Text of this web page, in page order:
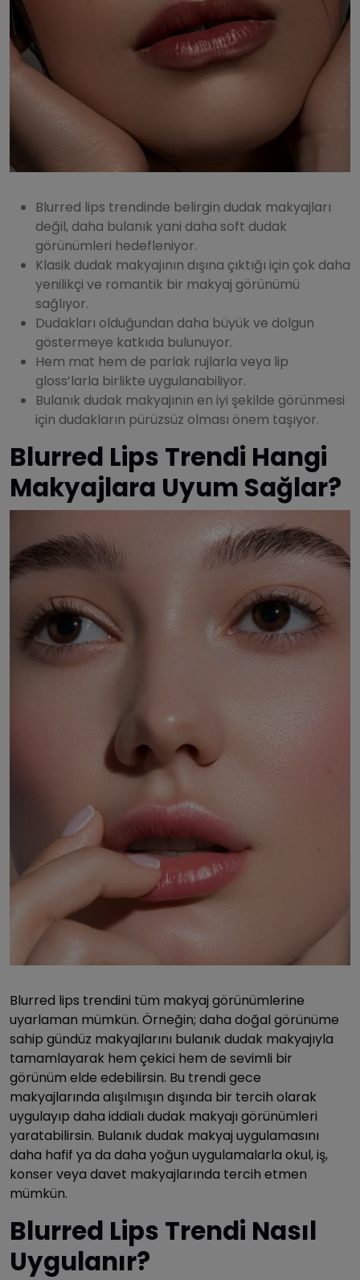
Blurred lips trendinde belirgin dudak makyajları
değil, daha bulanık yani daha soft dudak
görünümleri hedefleniyor.
Klasik dudak makyajının dışına çıktığı için çok daha
yenilikçi ve romantik bir makyaj görünümü
sağlıyor.
Dudakları olduğundan daha büyük ve dolgun
göstermeye katkıda bulunuyor.
Hem mat hem de parlak rujlarla veya lip
gloss’larla birlikte uygulanabiliyor.
Bulanık dudak makyajının en iyi şekilde görünmesi
için dudakların pürüzsüz olması önem taşıyor.
Blurred Lips Trendi Hangi
Makyajlara Uyum Sağlar?
Blurred lips trendini tüm makyaj görünümlerine
uyarlaman mümkün. Örneğin; daha doğal görünüme
sahip gündüz makyajlarını bulanık dudak makyajıyla
tamamlayarak hem çekici hem de sevimli bir
görünüm elde edebilirsin. Bu trendi gece
makyajlarında alışılmışın dışında bir tercih olarak
uygulayıp daha iddialı dudak makyajı görünümleri
yaratabilirsin. Bulanık dudak makyaj uygulamasını
daha hafif ya da daha yoğun uygulamalarla okul, iş,
konser veya davet makyajlarında tercih etmen
mümkün.
Blurred Lips Trendi Nasıl
Uygulanır?